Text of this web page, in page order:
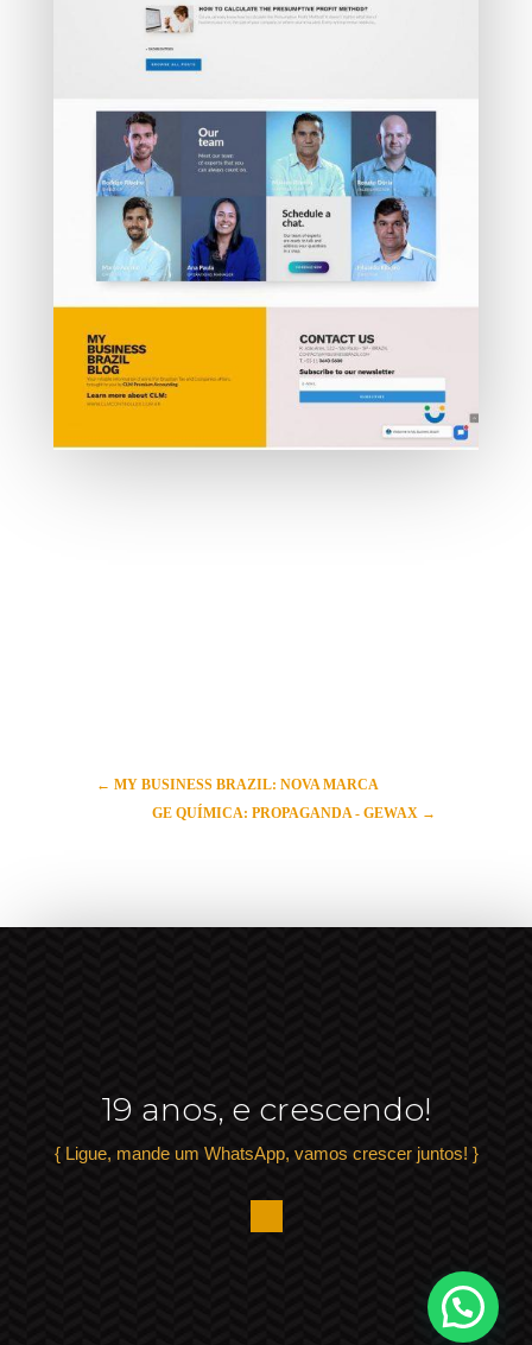
← MY BUSINESS BRAZIL: NOVA MARCA
GE QUÍMICA: PROPAGANDA - GEWAX →
19 anos, e crescendo!
{ Ligue, mande um WhatsApp, vamos crescer juntos! }